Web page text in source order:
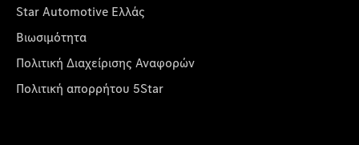
Star Automotive Ελλάς
Βιωσιμότητα
Πολιτική Διαχείρισης Αναφορών
Πολιτική απορρήτου 5Star